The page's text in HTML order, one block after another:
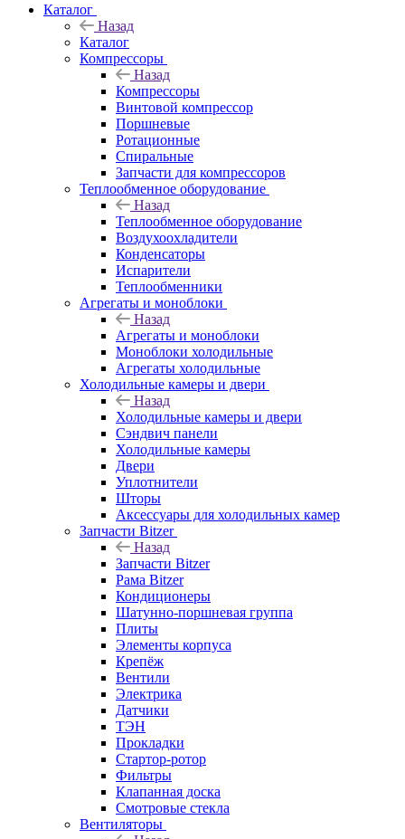
Каталог
Назад
Каталог
Компрессоры
Назад
Компрессоры
Винтовой компрессор
Поршневые
Ротационные
Спиральные
Запчасти для компрессоров
Теплообменное оборудование
Назад
Теплообменное оборудование
Воздухоохладители
Конденсаторы
Испарители
Теплообменники
Агрегаты и моноблоки
Назад
Агрегаты и моноблоки
Моноблоки холодильные
Агрегаты холодильные
Холодильные камеры и двери
Назад
Холодильные камеры и двери
Сэндвич панели
Холодильные камеры
Двери
Уплотнители
Шторы
Аксессуары для холодильных камер
Запчасти Bitzer
Назад
Запчасти Bitzer
Рама Bitzer
Кондиционеры
Шатунно-поршневая группа
Плиты
Элементы корпуса
Крепёж
Вентили
Электрика
Датчики
ТЭН
Прокладки
Стартор-ротор
Фильтры
Клапанная доска
Смотровые стекла
Вентиляторы